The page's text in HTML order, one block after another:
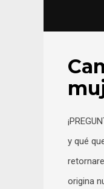
y qué
origina